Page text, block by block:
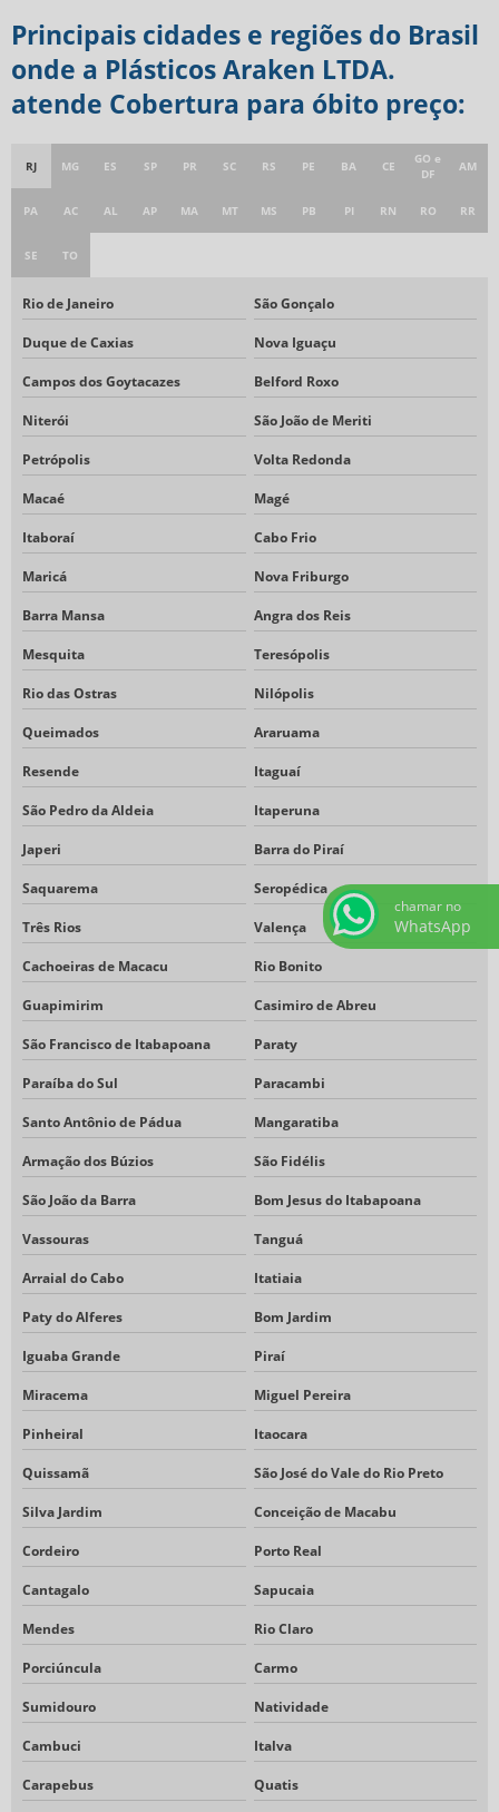
Principais cidades e regiões do Brasil
onde a Plásticos Araken LTDA.
atende Cobertura para óbito preço:
RJ MG ES SP PR SC RS PE BA CE
GO e
DF
AM
PA AC AL AP MA MT MS PB PI RN RO RR
SE TO
Rio de Janeiro São Gonçalo
Duque de Caxias Nova Iguaçu
Campos dos Goytacazes Belford Roxo
Niterói São João de Meriti
Petrópolis Volta Redonda
Macaé Magé
Itaboraí Cabo Frio
Maricá Nova Friburgo
Barra Mansa Angra dos Reis
Mesquita Teresópolis
Rio das Ostras Nilópolis
Queimados Araruama
Resende Itaguaí
São Pedro da Aldeia Itaperuna
Japeri Barra do Piraí
Saquarema Seropédica
Três Rios Valença
Cachoeiras de Macacu Rio Bonito
Guapimirim Casimiro de Abreu
São Francisco de Itabapoana Paraty
Paraíba do Sul Paracambi
Santo Antônio de Pádua Mangaratiba
Armação dos Búzios São Fidélis
São João da Barra Bom Jesus do Itabapoana
Vassouras Tanguá
Arraial do Cabo Itatiaia
Paty do Alferes Bom Jardim
Iguaba Grande Piraí
Miracema Miguel Pereira
Pinheiral Itaocara
Quissamã São José do Vale do Rio Preto
Silva Jardim Conceição de Macabu
Cordeiro Porto Real
Cantagalo Sapucaia
Mendes Rio Claro
Porciúncula Carmo
Sumidouro Natividade
Cambuci Italva
Carapebus Quatis
chamar no
WhatsApp